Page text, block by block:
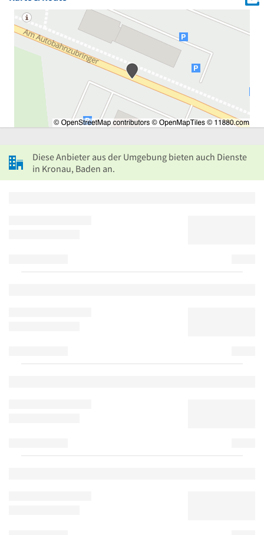
Diese Anbieter aus der Umgebung bieten auch Dienste
in Kronau, Baden an.